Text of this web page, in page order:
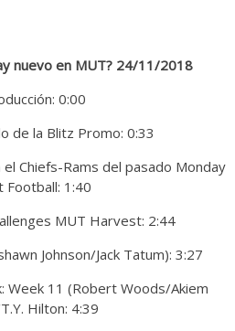
nuevo en MUT? 24/11/2018
0:00
de la Blitz Promo: 0:33
Chiefs-Rams del pasado Monday
Football: 1:40
MUT Harvest: 2:44
Johnson/Jack Tatum): 3:27
Week 11 (Robert Woods/Akiem
Hilton: 4:39